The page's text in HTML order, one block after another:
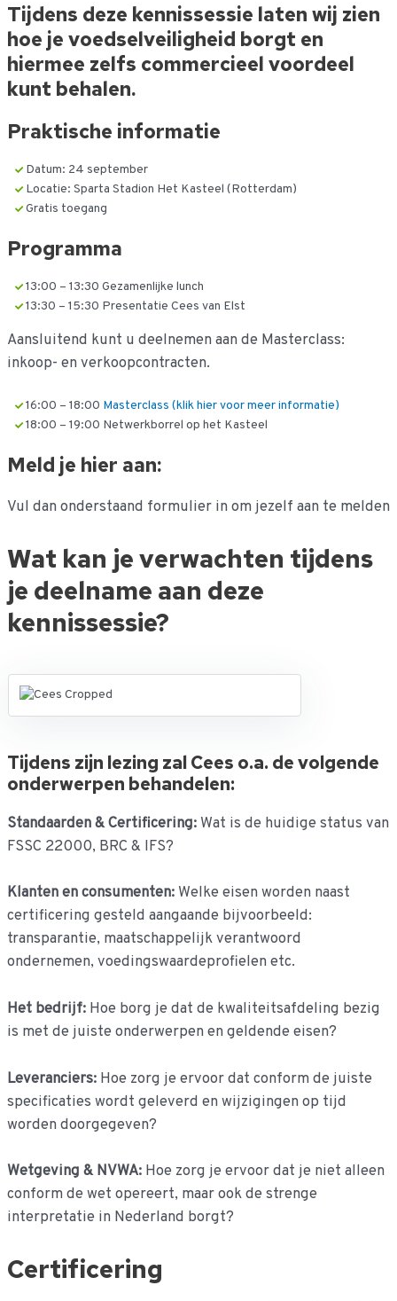
Tijdens deze kennissessie laten wij zien
hoe je voedselveiligheid borgt en
hiermee zelfs commercieel voordeel
kunt behalen.
Praktische informatie
Datum: 24 september
Locatie: Sparta Stadion Het Kasteel (Rotterdam)
Gratis toegang
Programma
13:00 – 13:30 Gezamenlijke lunch
13:30 – 15:30 Presentatie Cees van Elst
Aansluitend kunt u deelnemen aan de Masterclass:
inkoop- en verkoopcontracten.
16:00 – 18:00 Masterclass (klik hier voor meer informatie)
18:00 – 19:00 Netwerkborrel op het Kasteel
Meld je hier aan:
Vul dan onderstaand formulier in om jezelf aan te melden
Wat kan je verwachten tijdens
je deelname aan deze
kennissessie?
Tijdens zijn lezing zal Cees o.a. de volgende
onderwerpen behandelen:
Standaarden & Certificering: Wat is de huidige status van
FSSC 22000, BRC & IFS?
Klanten en consumenten: Welke eisen worden naast
certificering gesteld aangaande bijvoorbeeld:
transparantie, maatschappelijk verantwoord
ondernemen, voedingswaardeprofielen etc.
Het bedrijf: Hoe borg je dat de kwaliteitsafdeling bezig
is met de juiste onderwerpen en geldende eisen?
Leveranciers: Hoe zorg je ervoor dat conform de juiste
specificaties wordt geleverd en wijzigingen op tijd
worden doorgegeven?
Wetgeving & NVWA: Hoe zorg je ervoor dat je niet alleen
conform de wet opereert, maar ook de strenge
interpretatie in Nederland borgt?
Certificering